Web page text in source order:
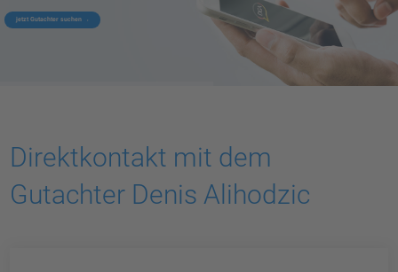
jetzt Gutachter suchen
Direktkontakt mit dem
Gutachter Denis Alihodzic